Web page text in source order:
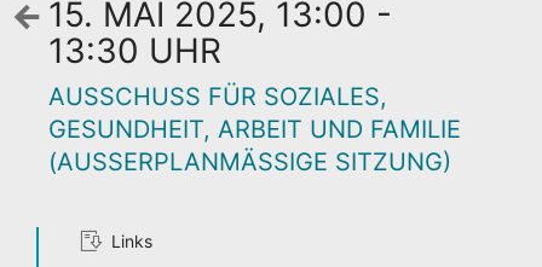
Zurück
Wochenansicht
15. MAI 2025, 13:00 -
13:30 UHR
AUSSCHUSS FÜR SOZIALES,
GESUNDHEIT, ARBEIT UND FAMILIE
(AUSSERPLANMÄSSIGE SITZUNG)
Links
TAG DER
OFFENEN TÜR